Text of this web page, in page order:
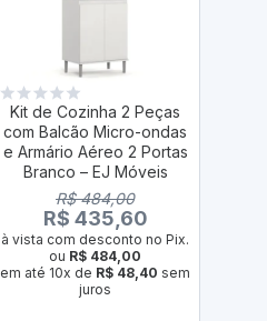
Kit de Cozinha 2 Peças
com Balcão Micro-ondas
e Armário Aéreo 2 Portas
Branco – EJ Móveis
R$ 484,00
R$ 435,60
à vista com desconto no Pix.
ou R$ 484,00
em até 10x de R$ 48,40 sem
juros